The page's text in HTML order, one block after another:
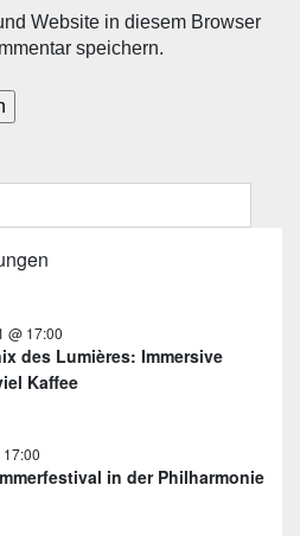
Website in diesem Browser
speichern.
@ 17:00
des Lumières: Immersive
Kaffee
in der Philharmonie